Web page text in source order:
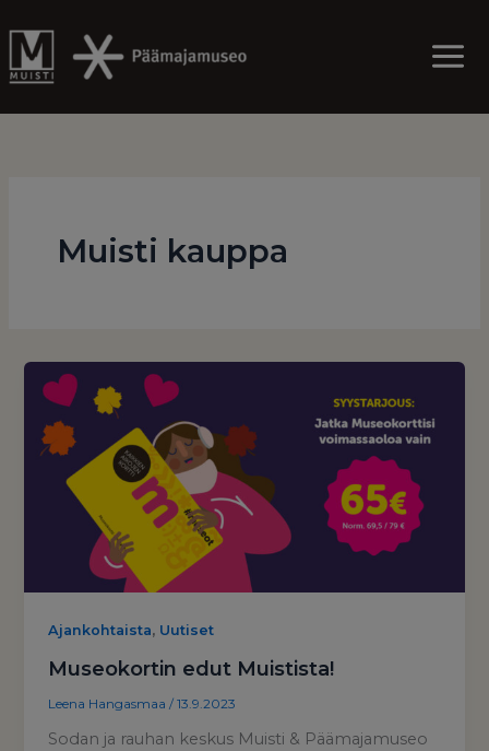
to
content
Muisti kauppa
Ajankohtaista, Uutiset
Museokortin edut Muistista!
Leena Hangasmaa/13.9.2023
Sodan ja rauhan keskus Muisti & Päämajamuseo